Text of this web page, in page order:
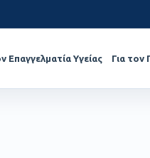
Επαγγελματία Υγείας Για τον